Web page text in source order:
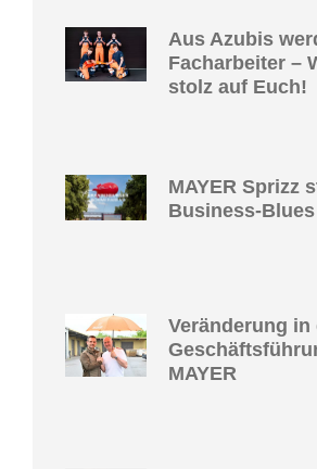
Aus Azubis
Facharbeiter –
stolz auf Euch!
MAYER Sprizz
Business-Blues
Veränderung in
MAYER